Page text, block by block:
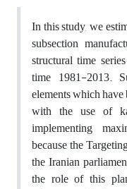
In this study, we
subsection
structural time
time 1981-2013.
elements which
with the use of
implementing
because the
the Iranian
the role of this